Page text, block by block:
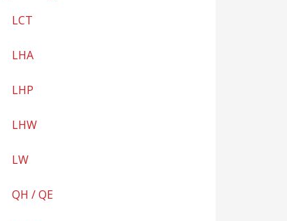
LCT
LHA
LHP
LHW
LW
QH / QE